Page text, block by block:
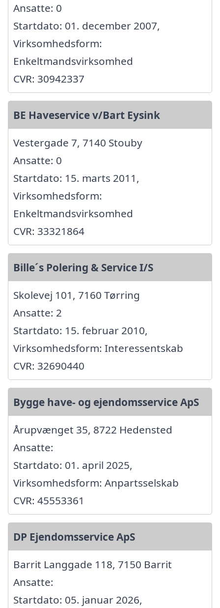
Ansatte: 0
Startdato: 01. december 2007,
Virksomhedsform:
Enkeltmandsvirksomhed
CVR: 30942337
BE Haveservice v/Bart Eysink
Vestergade 7, 7140 Stouby
Ansatte: 0
Startdato: 15. marts 2011,
Virksomhedsform:
Enkeltmandsvirksomhed
CVR: 33321864
Bille´s Polering & Service I/S
Skolevej 101, 7160 Tørring
Ansatte: 2
Startdato: 15. februar 2010,
Virksomhedsform: Interessentskab
CVR: 32690440
Bygge have- og ejendomsservice ApS
Årupvænget 35, 8722 Hedensted
Ansatte:
Startdato: 01. april 2025,
Virksomhedsform: Anpartsselskab
CVR: 45553361
DP Ejendomsservice ApS
Barrit Langgade 118, 7150 Barrit
Ansatte:
Startdato: 05. januar 2026,